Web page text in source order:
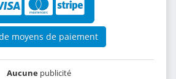
moyens de paiement
Aucunepublicité